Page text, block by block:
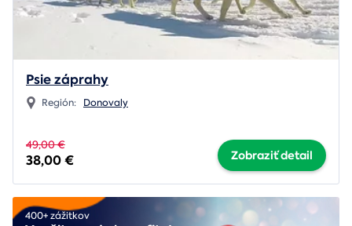
Psie záprahy
Región: Donovaly
49,00 €
38,00 € Zobraziť detail
400+ zážitkov